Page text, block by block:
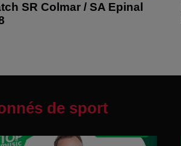
SR Colmar / SA Epinal
de sport